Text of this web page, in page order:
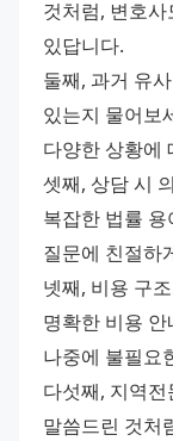
것처럼, 변호
있답니다.
둘째, 과거 유
있는지 물어보
다양한 상황에
셋째, 상담 시
복잡한 법률
질문에 친절하
넷째, 비용 구
명확한 비용
나중에 불필요
다섯째, 지역
말씀드린 것처